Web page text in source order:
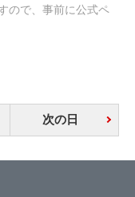
ので、事前に公式ペ
次の日